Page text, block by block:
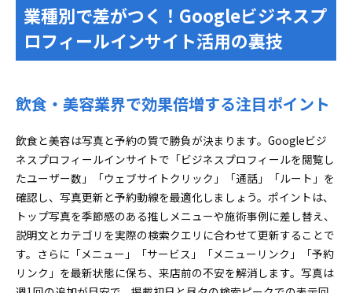
業種別で差がつく！Googleビジネスプ
ロフィールインサイト活用の裏技
飲食・美容業界で効果倍増する注目ポイント
飲食と美容は写真と予約の質で勝負が決まります。Googleビジ
ネスプロフィールインサイトで「ビジネスプロフィールを閲覧し
たユーザー数」「ウェブサイトクリック」「通話」「ルート」を
確認し、写真更新と予約動線を最適化しましょう。ポイントは、
トップ写真を季節感のある推しメニューや施術事例に差し替え、
説明文とカテゴリを実際の検索クエリに合わせて更新することで
す。さらに「メニュー」「サービス」「メニューリンク」「予約
リンク」を最新状態に保ち、来店前の不安を解消します。写真は